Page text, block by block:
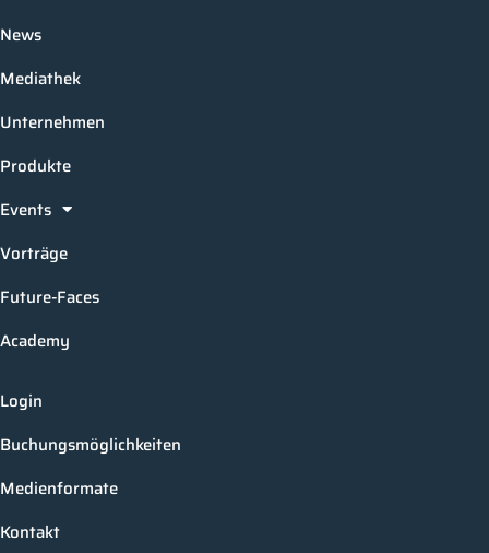
News
Mediathek
Unternehmen
Produkte
Events
Vorträge
Future-Faces
Academy
Login
Buchungsmöglichkeiten
Medienformate
Kontakt